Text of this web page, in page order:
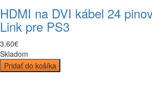
HDMI na DVI kábel 24
Link pre PS3
3,60€
Skladom
Pridať do košíka